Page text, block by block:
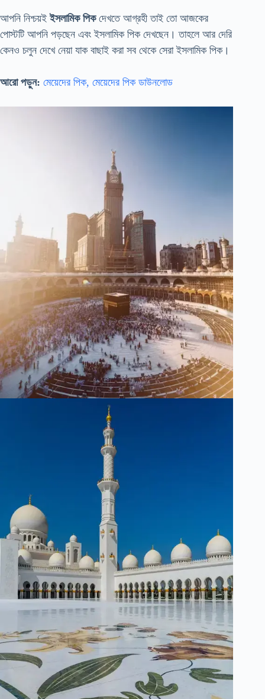
আপনি নিশ্চয়ই ইসলামিক পিকদেখতে আগ্রহী তাই তো আজকের
পোস্টটি আপনি পড়ছেন এবং ইসলামিক পিক দেখছেন। তাহলে আর দেরি
কেনও চলুন দেখে নেয়া যাক বাছাই করা সব থেকে সেরা ইসলামিক পিক।
আরো পড়ুন: মেয়েদের পিক, মেয়েদের পিক ডাউনলোড